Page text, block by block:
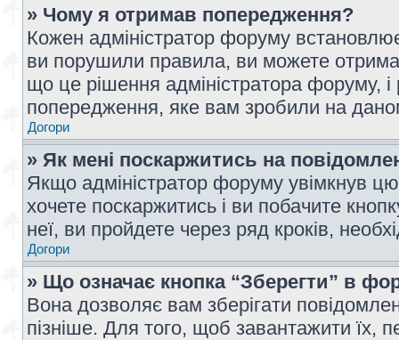
» Чому я отримав попередження?
Кожен адміністратор форуму
ви порушили правила, ви можете
що це рішення адміністратора форуму,
попередження, яке вам зробили на
Догори
» Як мені поскаржитись на
Якщо адміністратор форуму увімкнув
хочете поскаржитись і ви побачите
неї, ви пройдете через ряд кроків,
Догори
» Що означає кнопка “Зберегти” в
Вона дозволяє вам зберігати
пізніше. Для того, щоб завантажити їх,